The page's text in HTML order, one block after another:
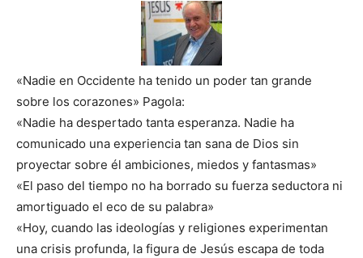
«Nadie en Occidente ha tenido un poder tan grande
sobre los corazones» Pagola:
«Nadie ha despertado tanta esperanza. Nadie ha
comunicado una experiencia tan sana de Dios sin
proyectar sobre él ambiciones, miedos y fantasmas»
«El paso del tiempo no ha borrado su fuerza seductora ni
amortiguado el eco de su palabra»
«Hoy, cuando las ideologías y religiones experimentan
una crisis profunda, la figura de Jesús escapa de toda